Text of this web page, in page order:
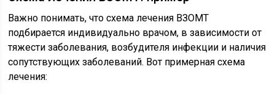
Важно понимать, что схема лечения ВЗОМТ
подбирается индивидуально врачом, в зависимости от
тяжести заболевания, возбудителя инфекции и наличия
сопутствующих заболеваний. Вот примерная схема
лечения: